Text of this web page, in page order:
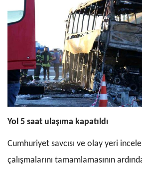
Yol 5 saat ulaşıma kapatıldı
Cumhuriyet savcısı ve olay yeri
çalışmalarını tamamlamasının